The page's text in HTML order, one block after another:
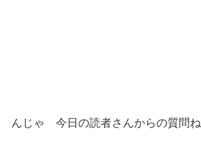
んじゃ 今日の読者さんからの質問ね